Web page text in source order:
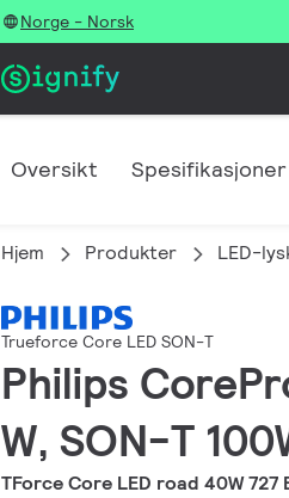
Norge - Norsk
Oversikt Spesifikasjoner
Hjem Produkter LED-
Trueforce Core LED SON-T
Philips
W, SON-T
TForce Core LED road 40W 727